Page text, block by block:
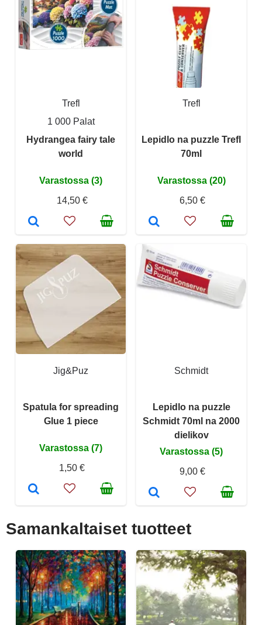
Trefl
1 000 Palat
Hydrangea fairy tale
world
Varastossa (3)
14,50 €
Trefl
Lepidlo na puzzle Trefl
70ml
Varastossa (20)
6,50 €
Jig&Puz
Spatula for spreading
Glue 1 piece
Varastossa (7)
1,50 €
Schmidt
Lepidlo na puzzle
Schmidt 70ml na 2000
dielikov
Varastossa (5)
9,00 €
Samankaltaiset tuotteet